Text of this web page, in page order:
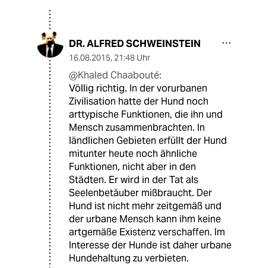
DR. ALFRED SCHWEINSTEIN
16.08.2015, 21:48 Uhr
@Khaled Chaabouté:
Völlig richtig. In der vorurbanen
Zivilisation hatte der Hund noch
arttypische Funktionen, die ihn und
Mensch zusammenbrachten. In
ländlichen Gebieten erfüllt der Hund
mitunter heute noch ähnliche
Funktionen, nicht aber in den
Städten. Er wird in der Tat als
Seelenbetäuber mißbraucht. Der
Hund ist nicht mehr zeitgemäß und
der urbane Mensch kann ihm keine
artgemäße Existenz verschaffen. Im
Interesse der Hunde ist daher urbane
Hundehaltung zu verbieten.